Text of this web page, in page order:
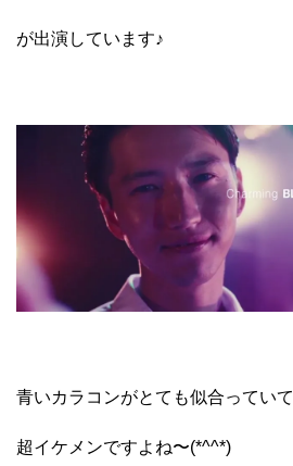
が出演しています♪
青いカラコンがとても似合っていて
超イケメンですよね〜(*^^*)